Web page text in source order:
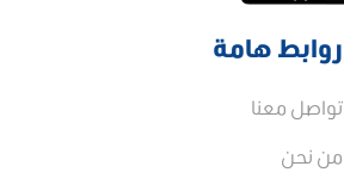
روابط هامة
تواصل معنا
من نحن